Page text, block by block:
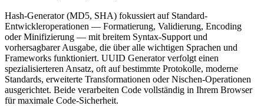
Hash-Generator (MD5, SHA) fokussiert auf Standard-
Entwickleroperationen — Formatierung, Validierung, Encoding
oder Minifizierung — mit breitem Syntax-Support und
vorhersagbarer Ausgabe, die über alle wichtigen Sprachen und
Frameworks funktioniert. UUID Generator verfolgt einen
spezialisierteren Ansatz, oft auf bestimmte Protokolle, moderne
Standards, erweiterte Transformationen oder Nischen-Operationen
ausgerichtet. Beide verarbeiten Code vollständig in Ihrem Browser
für maximale Code-Sicherheit.